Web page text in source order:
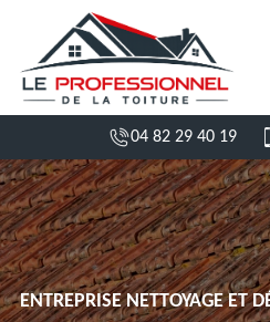
04 82 29 40 19
ENTREPRISE NETTOYAGE ET